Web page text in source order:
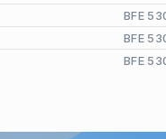
BFE
BFE
BFE